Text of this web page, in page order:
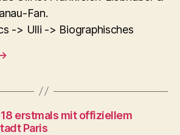
Fan.
-> Ulli -> Biographisches
→
erstmals mit offiziellem
Paris